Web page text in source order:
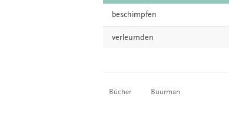
beschimpfen
verleumden
Bücher Buurman